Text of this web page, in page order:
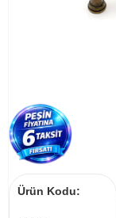
Ürün Kodu: